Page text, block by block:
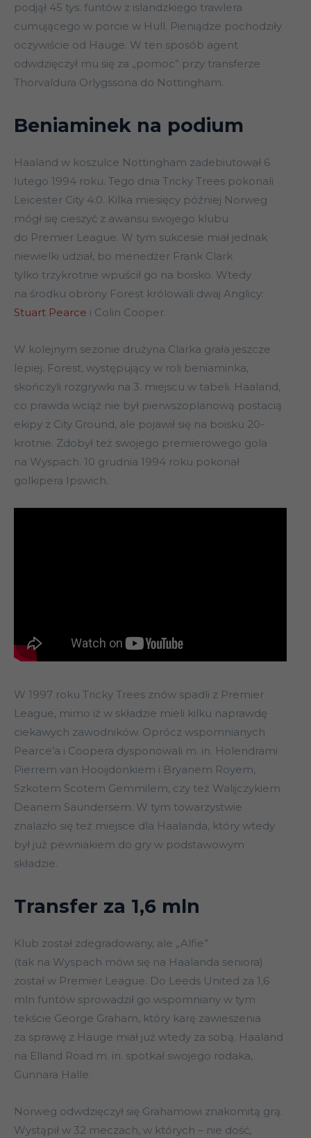
podjął 45 tys. funtów z islandzkiego trawlera
cumującego w porcie w Hull. Pieniądze pochodziły
oczywiście od Hauge. W ten sposób agent
odwdzięczył mu się za „pomoc” przy transferze
Thorvaldura Orlygssona do Nottingham.
Beniaminek na podium
Haaland w koszulce Nottingham zadebiutował 6
lutego 1994 roku. Tego dnia Tricky Trees pokonali
Leicester City 4:0. Kilka miesięcy później Norweg
mógł się cieszyć z awansu swojego klubu
do Premier League. W tym sukcesie miał jednak
niewielki udział, bo menedżer Frank Clark
tylko trzykrotnie wpuścił go na boisko. Wtedy
na środku obrony Forest królowali dwaj Anglicy:
Stuart Pearce i Colin Cooper.
W kolejnym sezonie drużyna Clarka grała jeszcze
lepiej. Forest, występujący w roli beniaminka,
skończyli rozgrywki na 3. miejscu w tabeli. Haaland,
co prawda wciąż nie był pierwszoplanową postacią
ekipy z City Ground, ale pojawił się na boisku 20-
krotnie. Zdobył też swojego premierowego gola
na Wyspach. 10 grudnia 1994 roku pokonał
golkipera Ipswich.
W 1997 roku Tricky Trees znów spadli z Premier
League, mimo iż w składzie mieli kilku naprawdę
ciekawych zawodników. Oprócz wspomnianych
Pearce’a i Coopera dysponowali m. in. Holendrami
Pierrem van Hooijdonkiem i Bryanem Royem,
Szkotem Scotem Gemmilem, czy też Walijczykiem
Deanem Saundersem. W tym towarzystwie
znalazło się też miejsce dla Haalanda, który wtedy
był już pewniakiem do gry w podstawowym
składzie.
Transfer za 1,6 mln
Klub został zdegradowany, ale „Alfie”
(tak na Wyspach mówi się na Haalanda seniora)
został w Premier League. Do Leeds United za 1,6
mln funtów sprowadził go wspomniany w tym
tekście George Graham, który karę zawieszenia
za sprawę z Hauge miał już wtedy za sobą. Haaland
na Elland Road m. in. spotkał swojego rodaka,
Gunnara Halle.
Norweg odwdzięczył się Grahamowi znakomitą grą.
Wystąpił w 32 meczach, w których – nie dość,